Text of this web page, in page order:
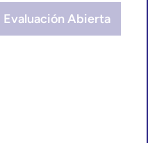
Evaluación Abierta